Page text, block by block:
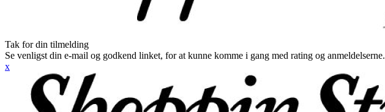
Tak for din tilmelding
Se venligst din e-mail og godkend linket, for at kunne komme i gang med rating og anmeldelserne.
x